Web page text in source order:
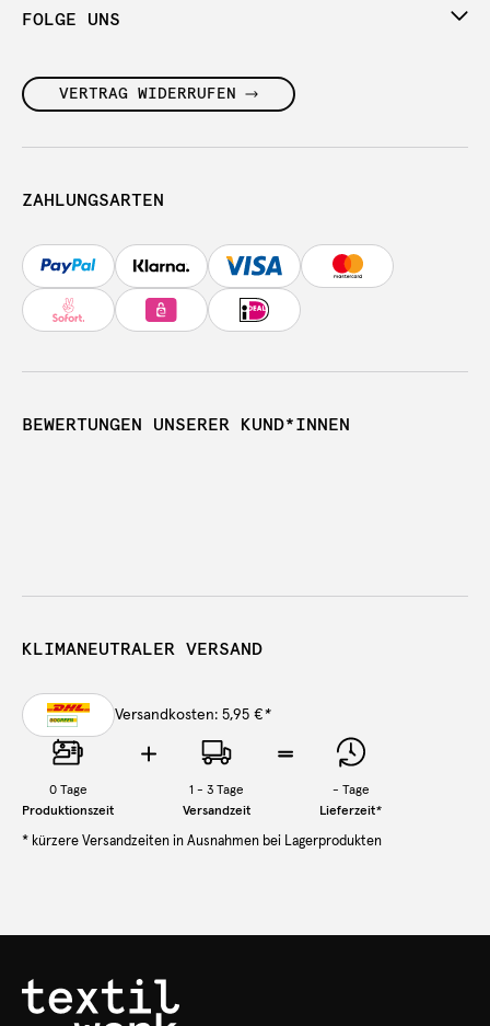
FOLGE UNS
VERTRAG WIDERRUFEN
ZAHLUNGSARTEN
BEWERTUNGEN UNSERER KUND*INNEN
KLIMANEUTRALER VERSAND
Versandkosten: 5,95 €*
0Tage
Produktionszeit
1 - 3 Tage
Versandzeit
- Tage
Lieferzeit*
* kürzere Versandzeiten in Ausnahmen bei Lagerprodukten